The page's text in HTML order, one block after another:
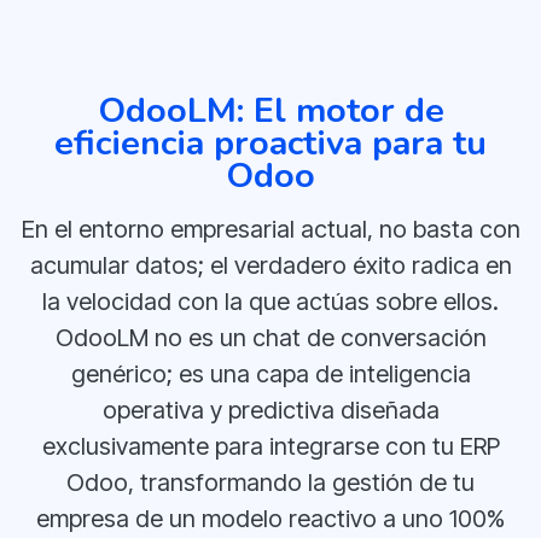
OdooLM: El motor de
eficiencia proactiva para tu
Odoo
En el entorno empresarial actual, no basta con
acumular datos; el verdadero éxito radica en
la velocidad con la que actúas sobre ellos.
OdooLM no es un chat de conversación
genérico; es una capa de inteligencia
operativa y predictiva diseñada
exclusivamente para integrarse con tu ERP
Odoo, transformando la gestión de tu
empresa de un modelo reactivo a uno 100%